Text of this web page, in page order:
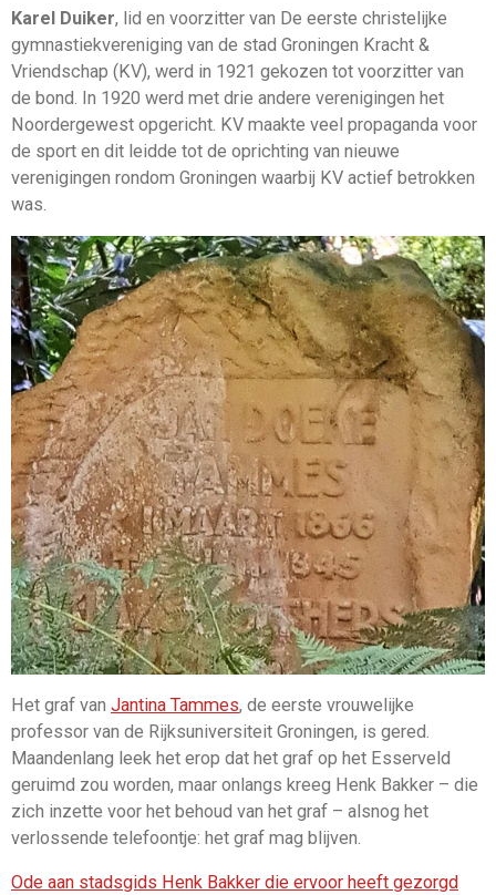
Karel Duiker, lid en voorzitter van De eerste christelijke
gymnastiekvereniging van de stad Groningen Kracht &
Vriendschap (KV), werd in 1921 gekozen tot voorzitter van
de bond. In 1920 werd met drie andere verenigingen het
Noordergewest opgericht. KV maakte veel propaganda voor
de sport en dit leidde tot de oprichting van nieuwe
verenigingen rondom Groningen waarbij KV actief betrokken
was.
Het graf van Jantina Tammes, de eerste vrouwelijke
professor van de Rijksuniversiteit Groningen, is gered.
Maandenlang leek het erop dat het graf op het Esserveld
geruimd zou worden, maar onlangs kreeg Henk Bakker – die
zich inzette voor het behoud van het graf – alsnog het
verlossende telefoontje: het graf mag blijven.
Ode aan stadsgids Henk Bakker die ervoor heeft gezorgd